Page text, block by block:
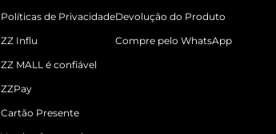
Políticas de Privacidade
ZZ Influ
ZZ MALL é confiável
ZZPay
Cartão Presente
Devolução do Produto
Compre pelo WhatsApp